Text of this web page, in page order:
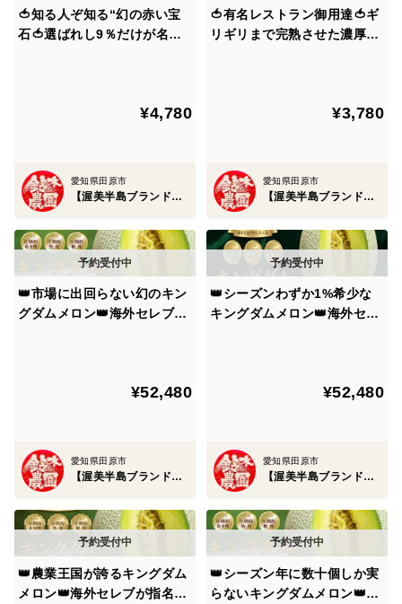
ミシュランシェフの仕事がなくなるほど、素材が良すぎ
今では収穫時期を今か今かとセレブが待ちに待っている
※1年待ち2年待ちとなる前にご注文する事をおススメし
承ください。
🍅知る人ぞ知る“幻の赤い宝
石🍅選ばれし9％だけが名乗
ト🍅お試約1㎏【朝どれ】【3
¥4,780
愛知県田原市
【渥美半島ブランド】鈴木農園
🍅有名レストラン御用達🍅ギ
リギリまで完熟させた濃厚大
【朝どれ】【11月中旬予約】
¥3,780
愛知県田原市
【渥美半島ブランド】鈴木農園
👑市場に出回らない幻のキン
グダムメロン👑海外セレブが
ト】【2027年7月中旬予約】
¥52,480
愛知県田原市
【渥美半島ブランド】鈴木農園
👑シーズンわずか1%希少な
キングダムメロン👑海外セレ
【お中元ギフト】【2027年7
¥52,480
愛知県田原市
【渥美半島ブランド】鈴木農園
👑農業王国が誇るキングダム
メロン👑海外セレブが指名し
👑シーズン年に数十個しか実
らないキングダムメロン👑海